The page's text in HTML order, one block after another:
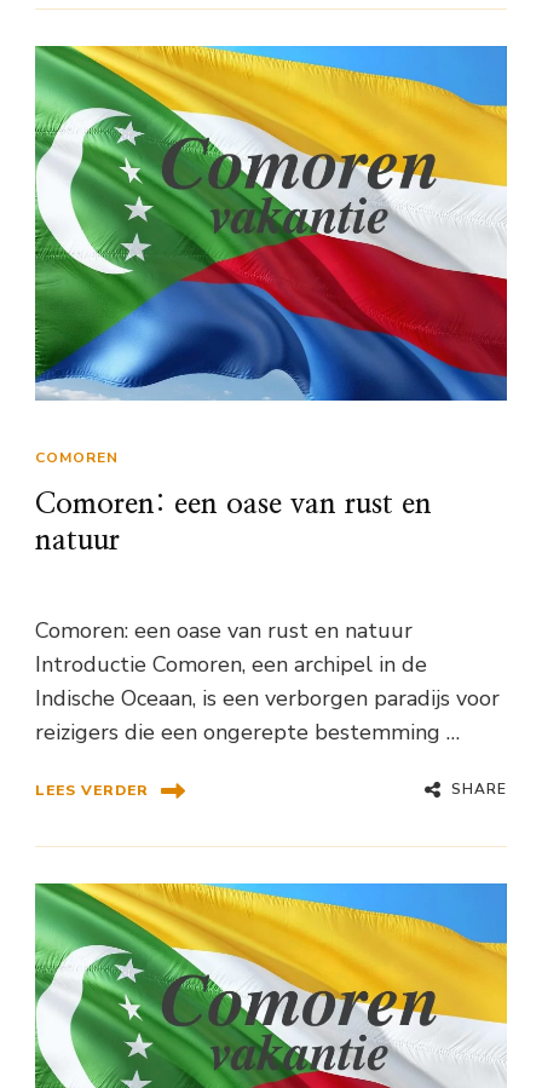
COMOREN
Comoren: een oase van rust en
natuur
Comoren: een oase van rust en natuur
Introductie Comoren, een archipel in de
Indische Oceaan, is een verborgen paradijs voor
reizigers die een ongerepte bestemming …
LEES VERDER SHARE